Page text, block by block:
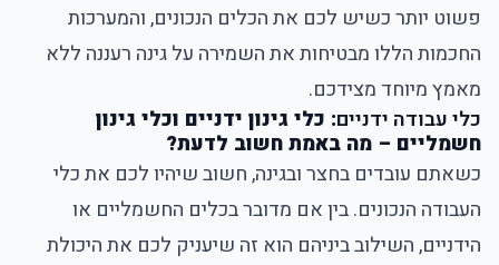
פשוט יותר כשיש לכם את הכלים הנכונים, והמערכות
החכמות הללו מבטיחות את השמירה על גינה רעננה ללא
מאמץ מיוחד מצידכם.
כלי עבודה ידניים: כלי גינון ידניים וכלי גינון
חשמליים – מה באמת חשוב לדעת?
כשאתם עובדים בחצר ובגינה, חשוב שיהיו לכם את כלי
העבודה הנכונים. בין אם מדובר בכלים החשמליים או
הידניים, השילוב ביניהם הוא זה שיעניק לכם את היכולת